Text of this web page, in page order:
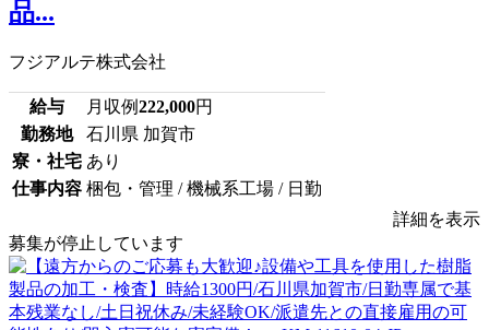
品...
フジアルテ株式会社
給与 月収例222,000円
勤務地
石川県 加賀市
寮・社宅 あり
仕事内容 梱包・管理 / 機械系工場 / 日勤
詳細を表示
募集が停止しています